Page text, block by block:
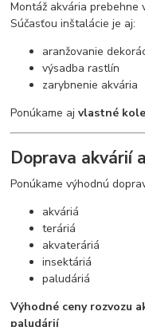
Montáž akvária prebehne
Súčasťou inštalácie je aj:
aranžovanie
výsadba rastlín
zarybnenie akvária
Ponúkame ajvlastné
Doprava akvárií
Ponúkame výhodnú
akváriá
teráriá
akvateráriá
insektáriá
paludáriá
Výhodné ceny rozvozu
paludárií